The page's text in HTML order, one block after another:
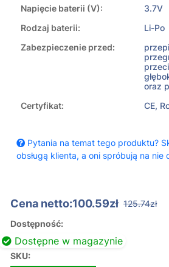
Napięcie baterii (V):
3.7V
Rodzaj baterii:
Li-Po
Zabezpieczenie przed:
oraz
Certyfikat:
CE,
Pytania na temat tego produktu?
obsługą klienta, a oni spróbują na nie
Cena netto:100.59zł 125.74zł
Dostępność:
Dostępne w magazynie
SKU: